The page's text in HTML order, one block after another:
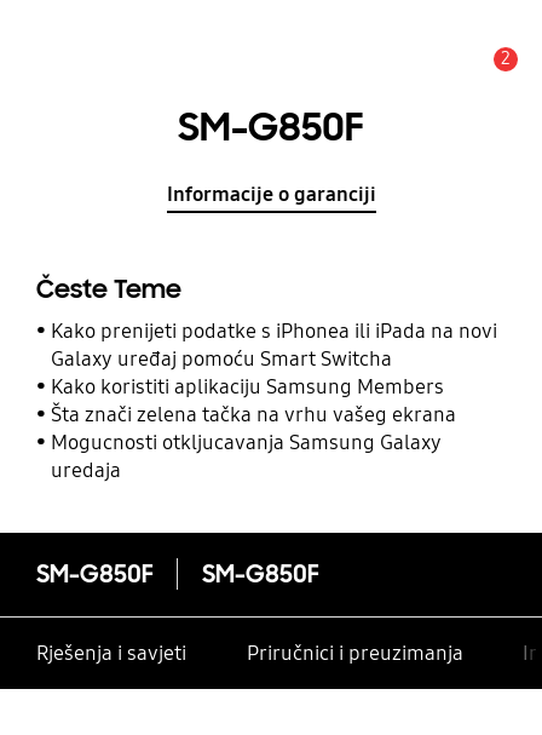
2
SM-G850F
Informacije o garanciji
Česte Teme
Kako prenijeti podatke s iPhonea ili iPada na novi
Galaxy uređaj pomoću Smart Switcha
Kako koristiti aplikaciju Samsung Members
Šta znači zelena tačka na vrhu vašeg ekrana
Mogucnosti otkljucavanja Samsung Galaxy
uredaja
SM-G850F SM-G850F
Rješenja i savjeti Priručnici i preuzimanja